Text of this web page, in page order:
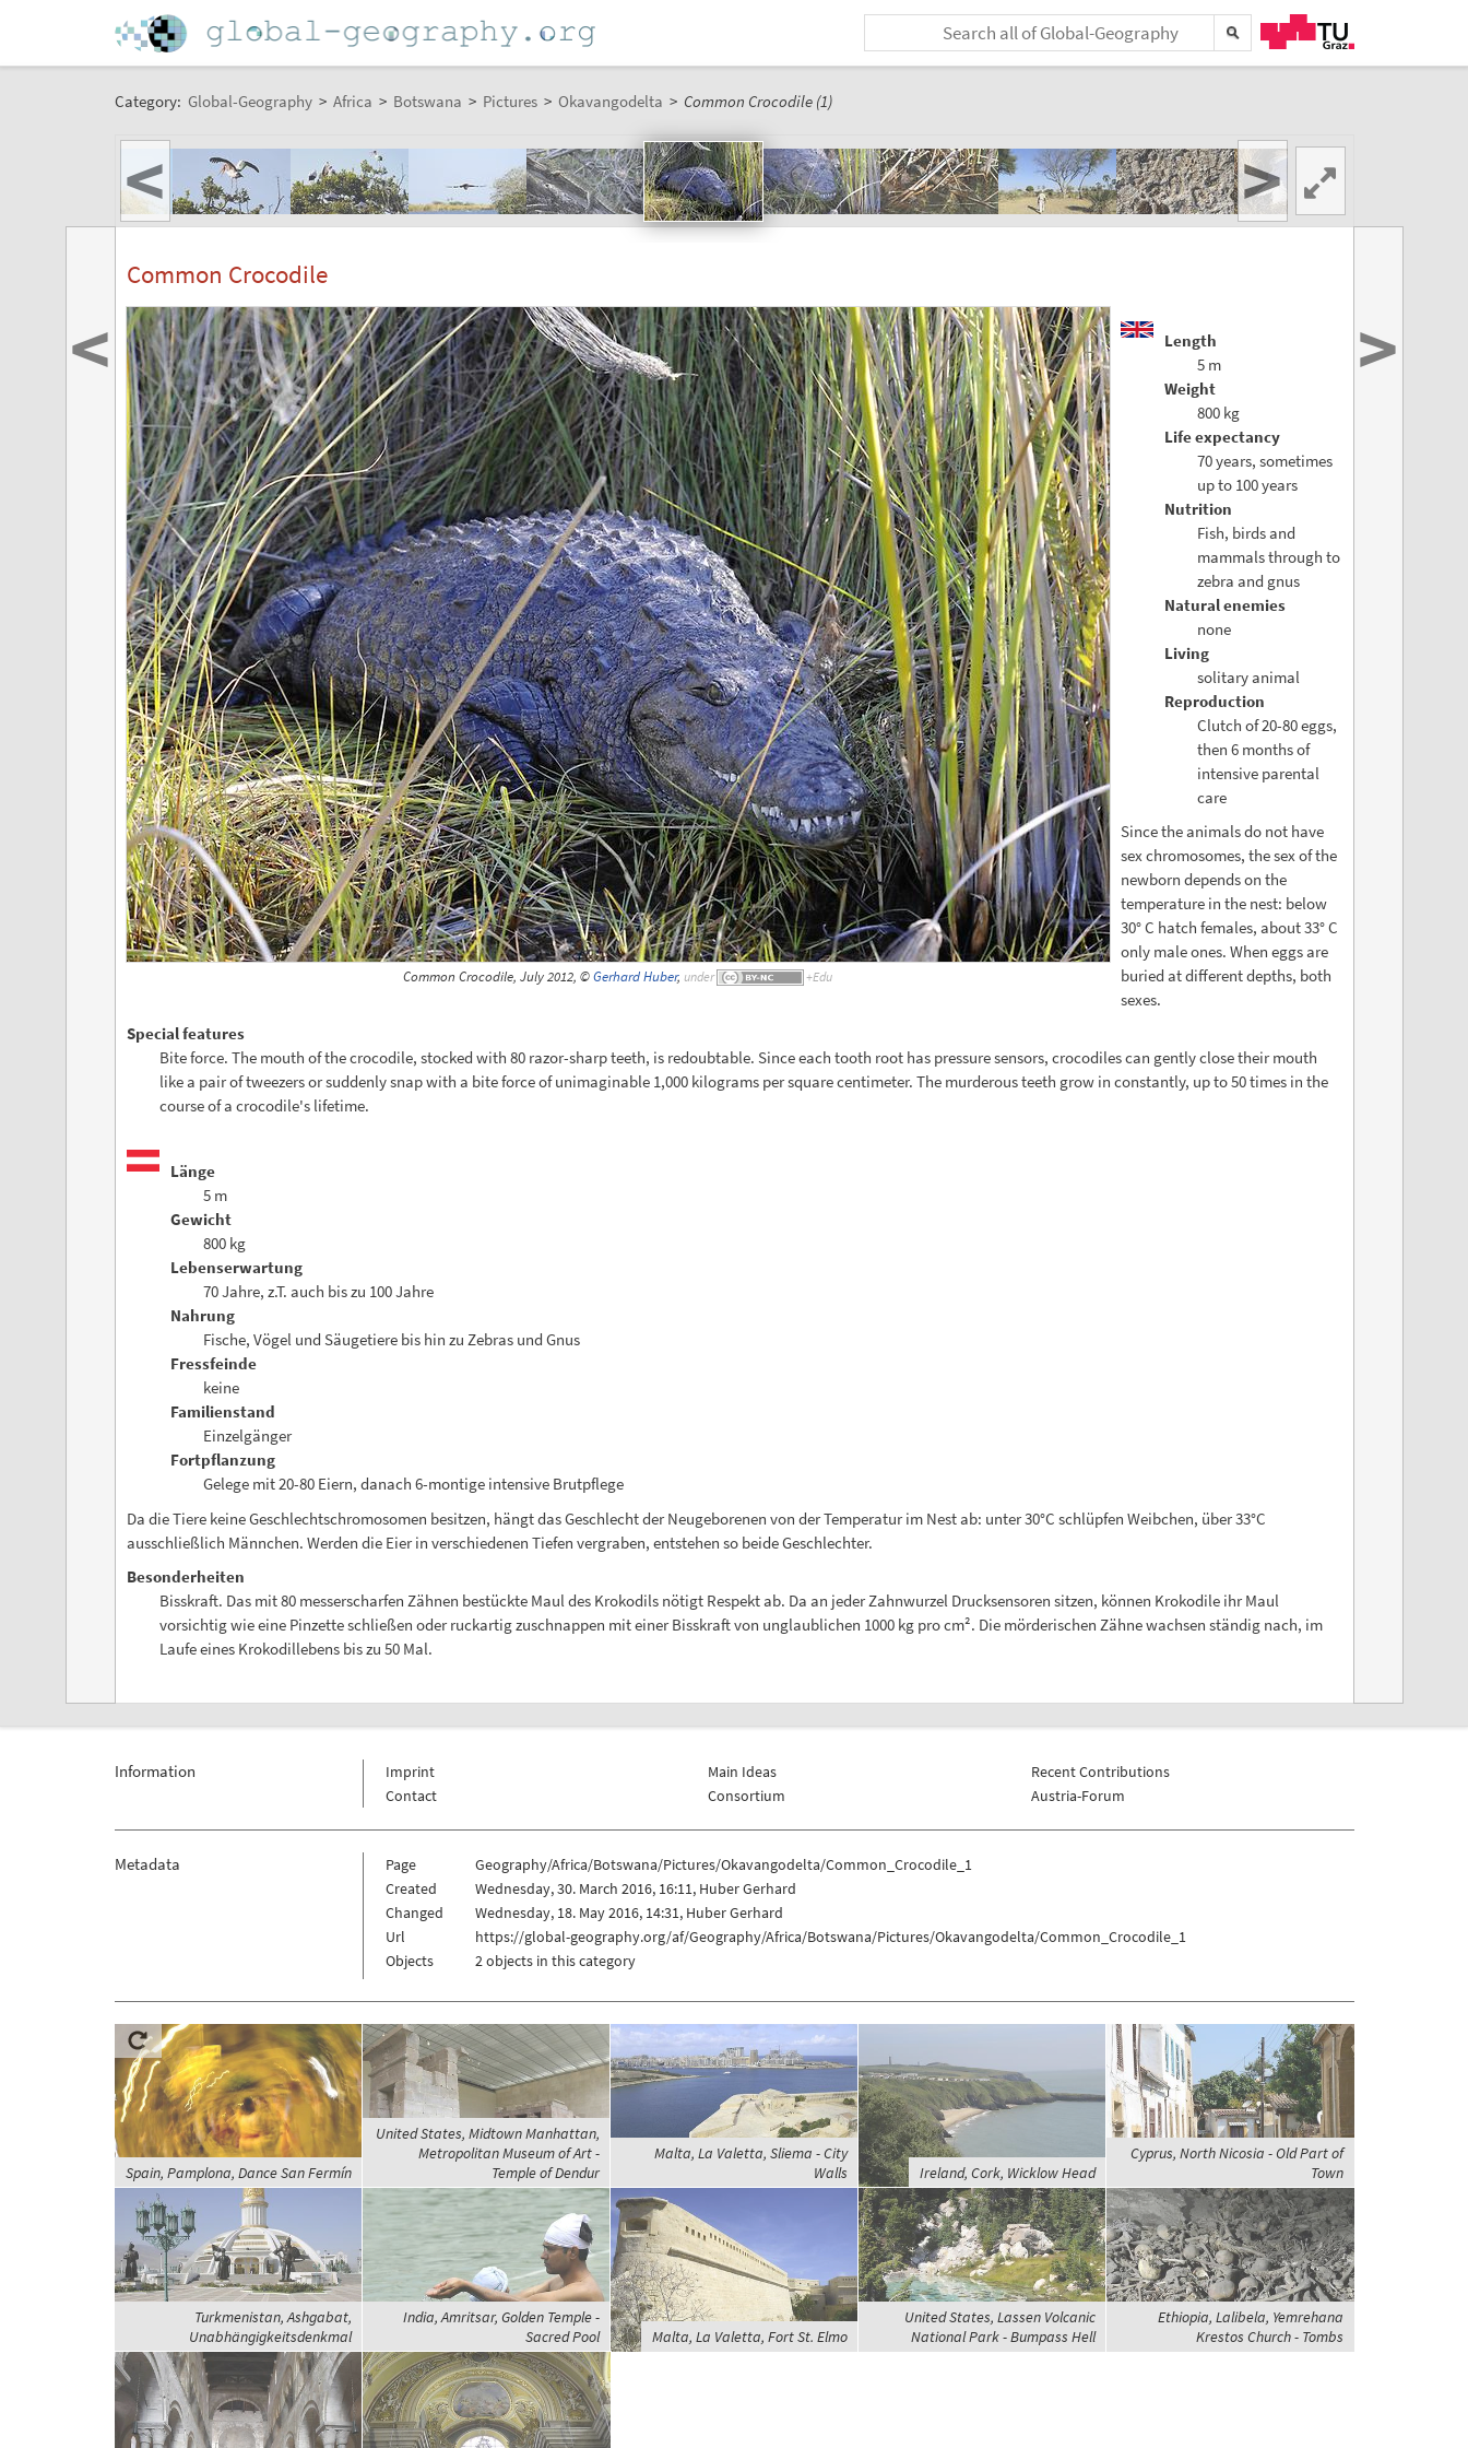
Category: Global-Geography > Africa > Botswana > Pictures > Okavangodelta > Common Crocodile (1)
< >
Common Crocodile
Common Crocodile, July 2012, ©Gerhard Huber, under
Length
5 m
Weight
800 kg
Life expectancy
70 years, sometimes
up to 100 years
Nutrition
Fish, birds and
mammals through to
zebra and gnus
Natural enemies
none
Living
solitary animal
Reproduction
Clutch of 20-80 eggs,
then 6 months of
intensive parental
care
Since the animals do not have
sex chromosomes, the sex of the
newborn depends on the
temperature in the nest: below
30° C hatch females, about 33° C
only male ones. When eggs are
buried at different depths, both
sexes.
Special features
Bite force. The mouth of the crocodile, stocked with 80 razor-sharp teeth, is redoubtable. Since each tooth root has pressure sensors, crocodiles can gently close their mouth
like a pair of tweezers or suddenly snap with a bite force of unimaginable 1,000 kilograms per square centimeter. The murderous teeth grow in constantly, up to 50 times in the
course of a crocodile's lifetime.
Länge
5 m
Gewicht
800 kg
Lebenserwartung
70 Jahre, z.T. auch bis zu 100 Jahre
Nahrung
Fische, Vögel und Säugetiere bis hin zu Zebras und Gnus
Fressfeinde
keine
Familienstand
Einzelgänger
Fortpflanzung
Gelege mit 20-80 Eiern, danach 6-montige intensive Brutpflege
Da die Tiere keine Geschlechtschromosomen besitzen, hängt das Geschlecht der Neugeborenen von der Temperatur im Nest ab: unter 30°C schlüpfen Weibchen, über 33°C
ausschließlich Männchen. Werden die Eier in verschiedenen Tiefen vergraben, entstehen so beide Geschlechter.
Besonderheiten
Bisskraft. Das mit 80 messerscharfen Zähnen bestückte Maul des Krokodils nötigt Respekt ab. Da an jeder Zahnwurzel Drucksensoren sitzen, können Krokodile ihr Maul
vorsichtig wie eine Pinzette schließen oder ruckartig zuschnappen mit einer Bisskraft von unglaublichen 1000 kg pro cm². Die mörderischen Zähne wachsen ständig nach, im
Laufe eines Krokodillebens bis zu 50 Mal.
< >
Information
Imprint
Contact
Main Ideas
Consortium
Recent Contributions
Austria-Forum
Metadata Page
Geography/Africa/Botswana/Pictures/Okavangodelta/Common_Crocodile_1
Created
Wednesday, 30. March 2016, 16:11, Huber Gerhard
Changed
Wednesday, 18. May 2016, 14:31, Huber Gerhard
Url
https://global-geography.org/af/Geography/Africa/Botswana/Pictures/Okavangodelta/Common_Crocodile_1
Objects
2 objects in this category
Spain, Pamplona, Dance San Fermín
United States, Midtown Manhattan,
Metropolitan Museum of Art -
Temple of Dendur
Malta, La Valetta, Sliema - City
Walls
Ireland, Cork, Wicklow Head
Cyprus, North Nicosia - Old Part of
Town
Turkmenistan, Ashgabat,
Unabhängigkeitsdenkmal
India, Amritsar, Golden Temple -
Sacred Pool
Malta, La Valetta, Fort St. Elmo
United States, Lassen Volcanic
National Park - Bumpass Hell
Ethiopia, Lalibela, Yemrehana
Krestos Church - Tombs